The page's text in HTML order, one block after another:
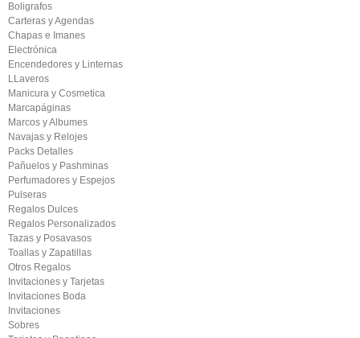
Boligrafos
Carteras y Agendas
Chapas e Imanes
Electrónica
Encendedores y Linternas
LLaveros
Manicura y Cosmetica
Marcapáginas
Marcos y Albumes
Navajas y Relojes
Packs Detalles
Pañuelos y Pashminas
Perfumadores y Espejos
Pulseras
Regalos Dulces
Regalos Personalizados
Tazas y Posavasos
Toallas y Zapatillas
Otros Regalos
Invitaciones y Tarjetas
Invitaciones Boda
Invitaciones
Sobres